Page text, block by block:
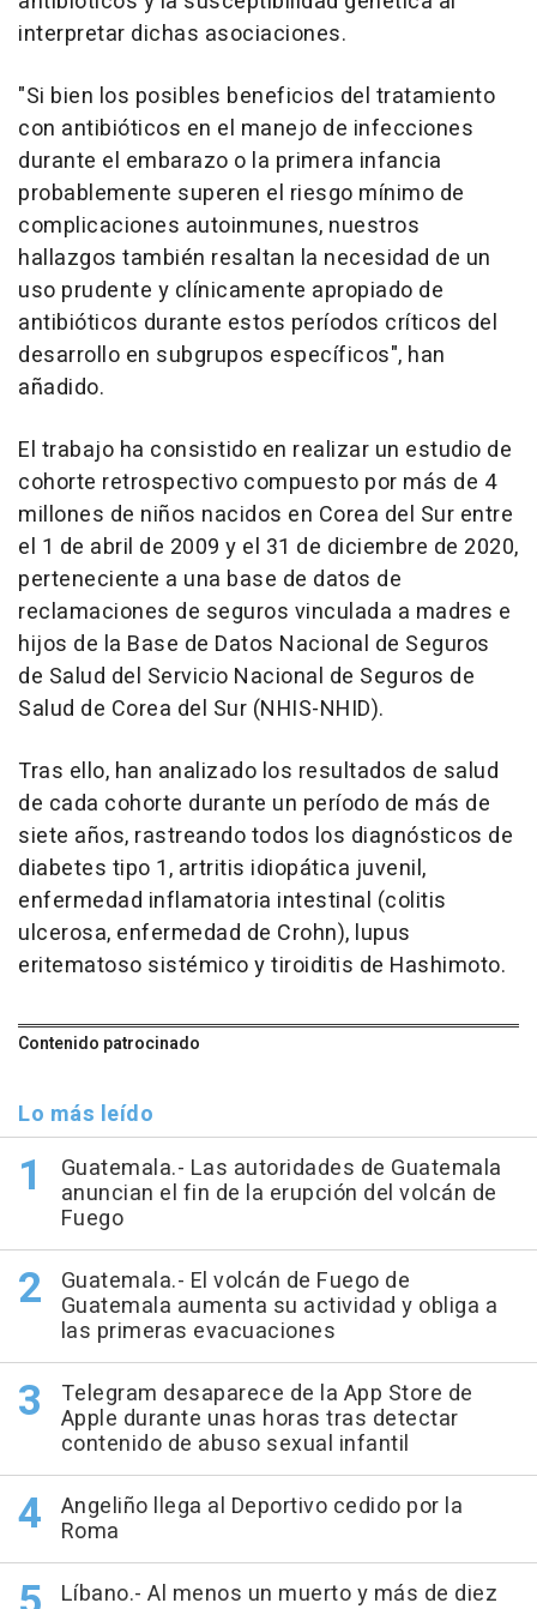
interpretar dichas asociaciones.
"Si bien los posibles beneficios del tratamiento
con antibióticos en el manejo de infecciones
durante el embarazo o la primera infancia
probablemente superen el riesgo mínimo de
complicaciones autoinmunes, nuestros
hallazgos también resaltan la necesidad de un
uso prudente y clínicamente apropiado de
antibióticos durante estos períodos críticos del
desarrollo en subgrupos específicos", han
añadido.
El trabajo ha consistido en realizar un estudio de
cohorte retrospectivo compuesto por más de 4
millones de niños nacidos en Corea del Sur entre
el 1 de abril de 2009 y el 31 de diciembre de 2020,
perteneciente a una base de datos de
reclamaciones de seguros vinculada a madres e
hijos de la Base de Datos Nacional de Seguros
de Salud del Servicio Nacional de Seguros de
Salud de Corea del Sur (NHIS-NHID).
Tras ello, han analizado los resultados de salud
de cada cohorte durante un período de más de
siete años, rastreando todos los diagnósticos de
diabetes tipo 1, artritis idiopática juvenil,
enfermedad inflamatoria intestinal (colitis
ulcerosa, enfermedad de Crohn), lupus
eritematoso sistémico y tiroiditis de Hashimoto.
Contenido patrocinado
Lo más leído
Guatemala.- Las autoridades de Guatemala
anuncian el fin de la erupción del volcán de
Fuego
Guatemala.- El volcán de Fuego de
Guatemala aumenta su actividad y obliga a
las primeras evacuaciones
Telegram desaparece de la App Store de
Apple durante unas horas tras detectar
contenido de abuso sexual infantil
Angeliño llega al Deportivo cedido por la
Roma
Líbano.- Al menos un muerto y más de diez